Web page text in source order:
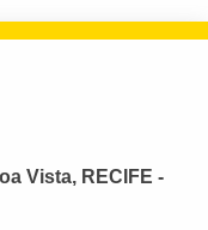
Vista, RECIFE -